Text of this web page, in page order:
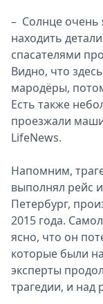
– Солнце очень
находить
спасателями
Видно, что
мародёры,
Есть также
проезжали
LifeNews.
Напомним,
выполнял рейс
Петербург,
2015 года.
ясно, что он
которые были
эксперты
трагедии, и